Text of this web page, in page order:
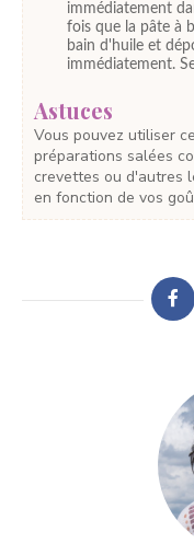
immédiatement
fois que la pâte à
bain d'huile et
immédiatement.
Astuces
Vous pouvez utiliser cette pâte à beignets pour des
préparations salées
crevettes ou d'autres
en fonction de vos